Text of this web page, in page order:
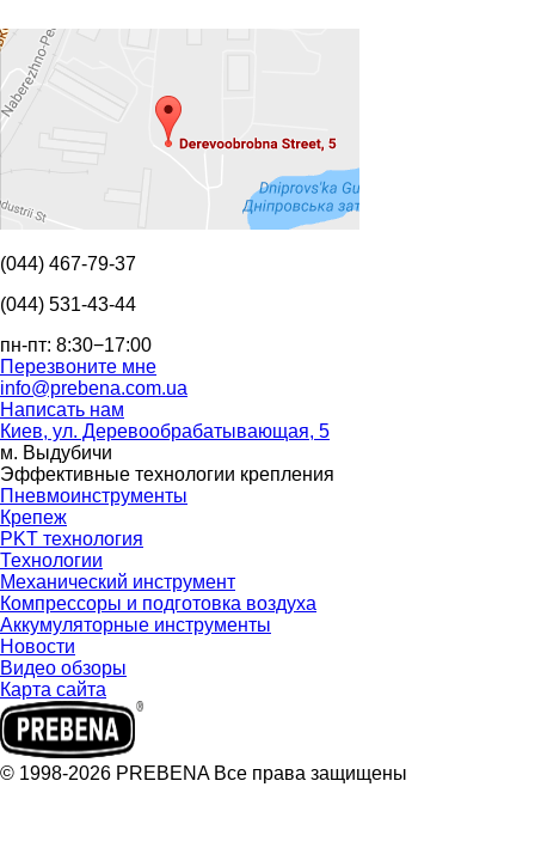
(044) 467-79-37
(044) 531-43-44
пн-пт: 8:30−17:00
Перезвоните мне
info@prebena.com.ua
Написать нам
Киев, ул. Деревообрабатывающая, 5
м. Выдубичи
Эффективные технологии крепления
Пневмоинструменты
Крепеж
PKT технология
Технологии
Механический инструмент
Компрессоры и подготовка воздуха
Аккумуляторные инструменты
Новости
Видео обзоры
Карта сайта
© 1998-2026 PREBENA Все права защищены